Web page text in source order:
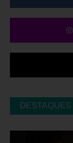
DESTAQUES